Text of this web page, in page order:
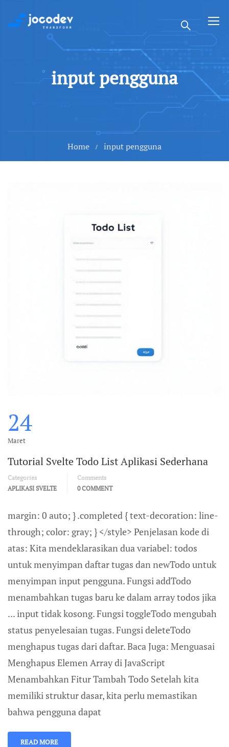
input pengguna
Home input pengguna
24
Maret
Tutorial Svelte Todo List Aplikasi Sederhana
Categories
APLIKASI SVELTE
Comments
0 COMMENT
margin: 0 auto; } .completed { text-decoration: line-
through; color: gray; } </style> Penjelasan kode di
atas: Kita mendeklarasikan dua variabel: todos
untuk menyimpan daftar tugas dan newTodo untuk
menyimpan input pengguna. Fungsi addTodo
menambahkan tugas baru ke dalam array todos jika
... input tidak kosong. Fungsi toggleTodo mengubah
status penyelesaian tugas. Fungsi deleteTodo
menghapus tugas dari daftar. Baca Juga: Menguasai
Menghapus Elemen Array di JavaScript
Menambahkan Fitur Tambah Todo Setelah kita
memiliki struktur dasar, kita perlu memastikan
bahwa pengguna dapat
READ MORE